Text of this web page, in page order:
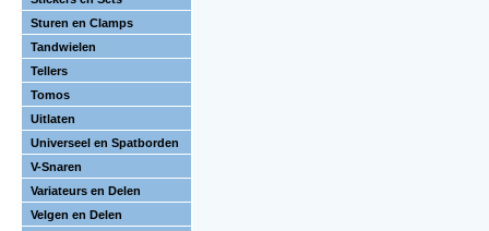
Sturen en Clamps
Tandwielen
Tellers
Tomos
Uitlaten
Universeel en Spatborden
V-Snaren
Variateurs en Delen
Velgen en Delen